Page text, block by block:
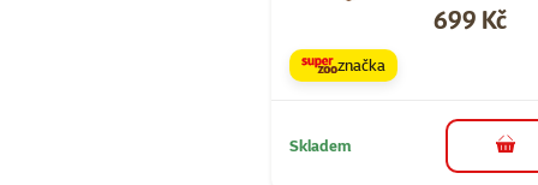
Cena
699 Kč
značka
Skladem do